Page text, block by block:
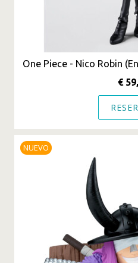
One Piece - Nico Robin
€
NUEVO